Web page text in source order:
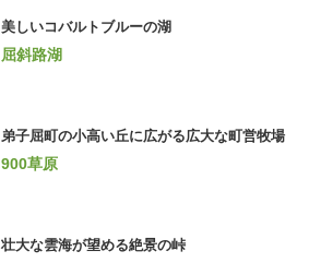
美しいコバルトブルーの湖
屈斜路湖
弟子屈町の小高い丘に広がる広大な町営牧場
900草原
壮大な雲海が望める絶景の峠